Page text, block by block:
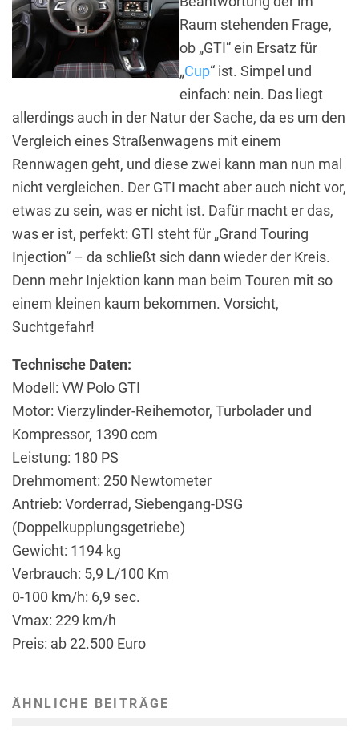
Raum stehenden Frage,
ob „GTI“ ein Ersatz für
„Cup“ ist. Simpel und
einfach: nein. Das liegt
allerdings auch in der Natur der Sache, da es um den
Vergleich eines Straßenwagens mit einem
Rennwagen geht, und diese zwei kann man nun mal
nicht vergleichen. Der GTI macht aber auch nicht vor,
etwas zu sein, was er nicht ist. Dafür macht er das,
was er ist, perfekt: GTI steht für „Grand Touring
Injection“ – da schließt sich dann wieder der Kreis.
Denn mehr Injektion kann man beim Touren mit so
einem kleinen kaum bekommen. Vorsicht,
Suchtgefahr!
Technische Daten:
Modell: VW Polo GTI
Motor: Vierzylinder-Reihemotor, Turbolader und
Kompressor, 1390 ccm
Leistung: 180 PS
Drehmoment: 250 Newtometer
Antrieb: Vorderrad, Siebengang-DSG
(Doppelkupplungsgetriebe)
Gewicht: 1194 kg
Verbrauch: 5,9 L/100 Km
0-100 km/h: 6,9 sec.
Vmax: 229 km/h
Preis: ab 22.500 Euro
ÄHNLICHE BEITRÄGE